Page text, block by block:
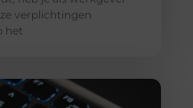
verplichtingen
het